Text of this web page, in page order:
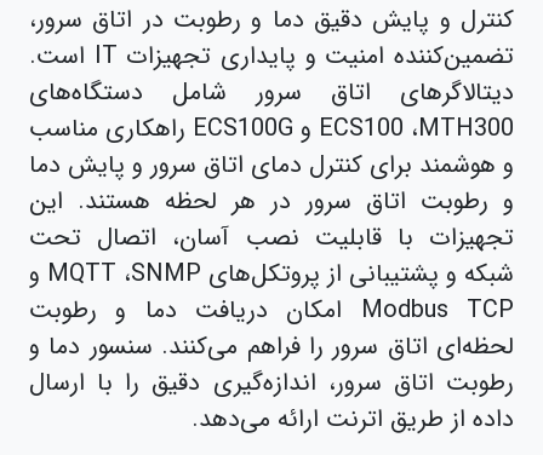
کنترل و پایش دقیق دما و رطوبت در اتاق سرور،
تضمین‌کننده امنیت و پایداری تجهیزات IT است.
دیتالاگرهای اتاق سرور شامل دستگاه‌های
ECS100 ،MTH300 و ECS100G راهکاری مناسب
و هوشمند برای کنترل دمای اتاق سرور و پایش دما
و رطوبت اتاق سرور در هر لحظه هستند. این
تجهیزات با قابلیت نصب آسان، اتصال تحت
شبکه و پشتیبانی از پروتکل‌های MQTT ،SNMP و
Modbus TCP امکان دریافت دما و رطوبت
لحظه‌ای اتاق سرور را فراهم می‌کنند. سنسور دما و
رطوبت اتاق سرور، اندازه‌گیری دقیق را با ارسال
داده از طریق اترنت ارائه می‌دهد.